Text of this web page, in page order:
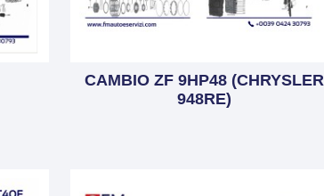
CAMBIO ZF 9HP48 (CHRYSLER
948RE)